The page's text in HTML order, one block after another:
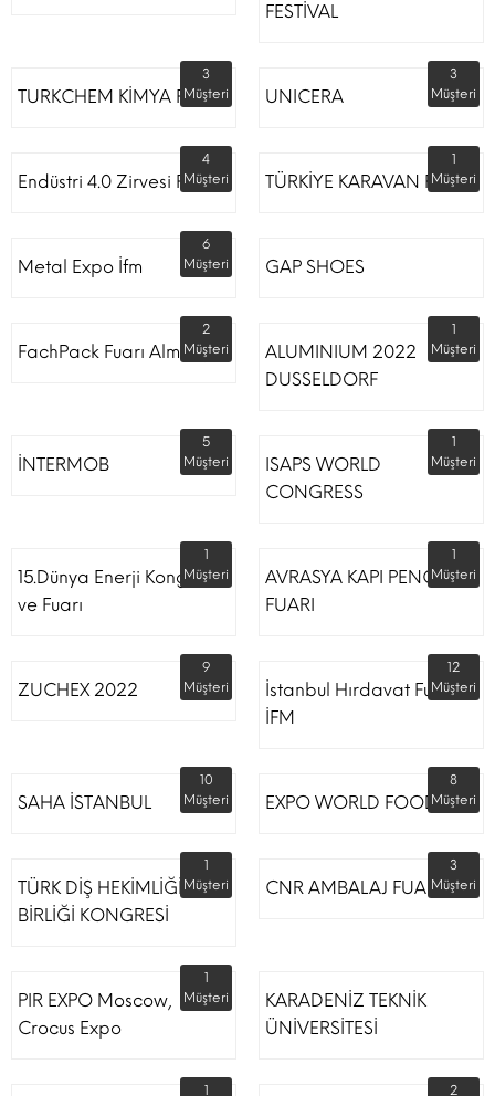
FESTİVAL
TURKCHEM KİMYA FUARI
3
Müşteri
UNICERA
3
Müşteri
Endüstri 4.0 Zirvesi Fuarı
4
Müşteri
TÜRKİYE KARAVAN FUARI
1
Müşteri
Metal Expo İfm
6
Müşteri
GAP SHOES
FachPack Fuarı Almanya
2
Müşteri
ALUMINIUM 2022
DUSSELDORF
1
Müşteri
İNTERMOB
5
Müşteri
ISAPS WORLD
CONGRESS
1
Müşteri
15.Dünya Enerji Kongresi
ve Fuarı
1
Müşteri
AVRASYA KAPI PENCERE
FUARI
1
Müşteri
ZUCHEX 2022
9
Müşteri
İstanbul Hırdavat Fuarı
İFM
12
Müşteri
SAHA İSTANBUL
10
Müşteri
EXPO WORLD FOOD
8
Müşteri
TÜRK DİŞ HEKİMLİĞİ
BİRLİĞİ KONGRESİ
1
Müşteri
CNR AMBALAJ FUARI
3
Müşteri
PIR EXPO Moscow,
Crocus Expo
1
Müşteri
KARADENİZ TEKNİK
ÜNİVERSİTESİ
1 2